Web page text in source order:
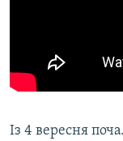
Із 4 вересня